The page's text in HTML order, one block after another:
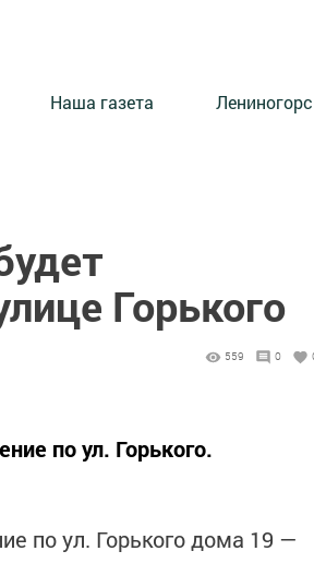
Наша газета
Горького
559 0
по ул. Горького.
по ул. Горького дома 19 —